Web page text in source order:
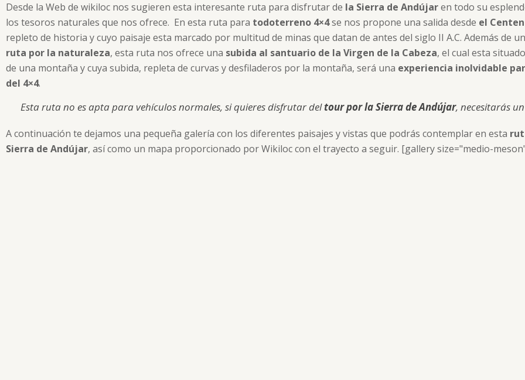
Desde la Web de wikiloc nos sugieren esta interesante ruta para disfrutar de la Sierra de Andújaren todo su
los tesoros naturales que nos ofrece. En esta ruta para todoterreno 4×4se nos propone una salida desde el
repleto de historia y cuyo paisaje esta marcado por multitud de minas que datan de antes del siglo II A.C. Además de
ruta por la naturaleza, esta ruta nos ofrece una subida al santuario de la Virgen de la Cabeza, el cual esta
de una montaña y cuya subida, repleta de curvas y desfiladeros por la montaña, será una experiencia inolvidable
del 4×4.
Esta ruta no es apta para vehículos normales, si quieres disfrutar deltour por la Sierra de Andújar, necesitarás un
A continuación te dejamos una pequeña galería con los diferentes paisajes y vistas que podrás contemplar en esta
Sierra de Andújar, así como un mapa proporcionado por Wikiloc con el trayecto a seguir. [gallery size="medio-